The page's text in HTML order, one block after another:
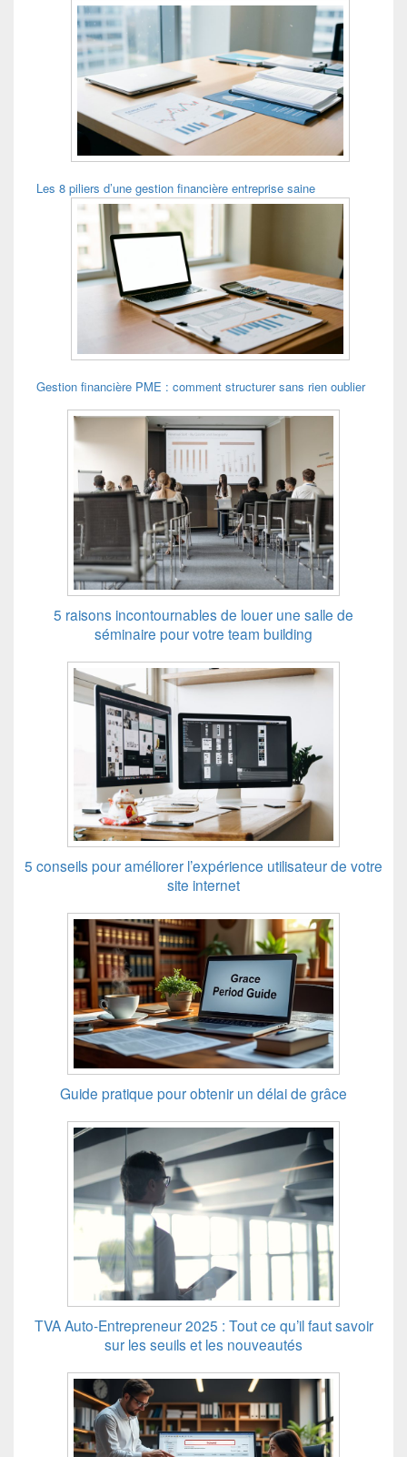
Les 8 piliers d’une gestion financière entreprise saine
Gestion financière PME : comment structurer sans rien oublier
5 raisons incontournables de louer une salle de
séminaire pour votre team building
5 conseils pour améliorer l’expérience utilisateur de votre
site internet
Guide pratique pour obtenir un délai de grâce
TVA Auto-Entrepreneur 2025 : Tout ce qu’il faut savoir
sur les seuils et les nouveautés